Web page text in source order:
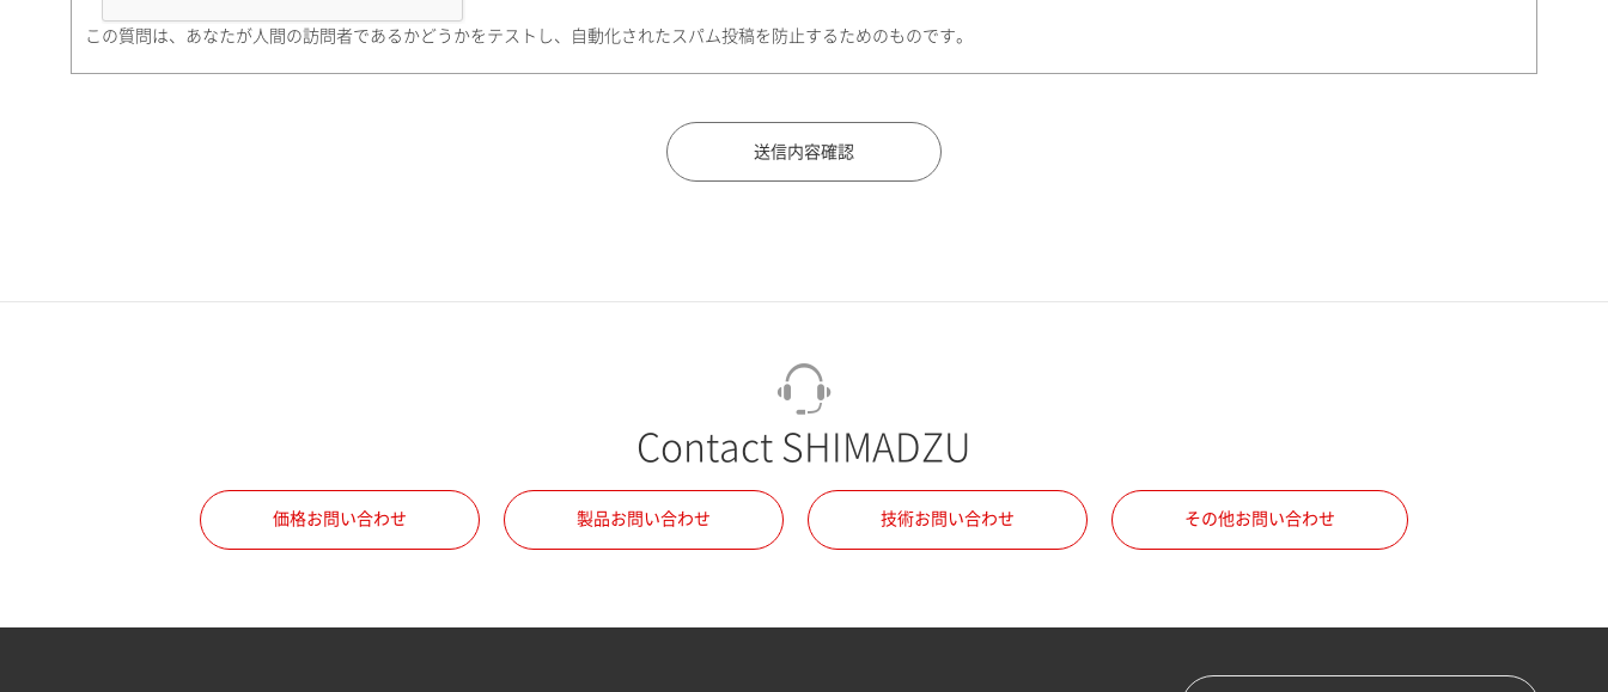
町名・番地（勤務先）
所属部署
この質問は、あなたが人間の訪問者であるかどうかをテストし、自動化されたスパム投稿を防止するためのものです。
Contact SHIMADZU
価格お問い合わせ 製品お問い合わせ 技術お問い合わせ その他お問い合わせ